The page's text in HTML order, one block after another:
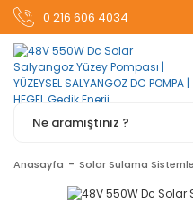
0 216 606 4034
Anasayfa Solar Sulama